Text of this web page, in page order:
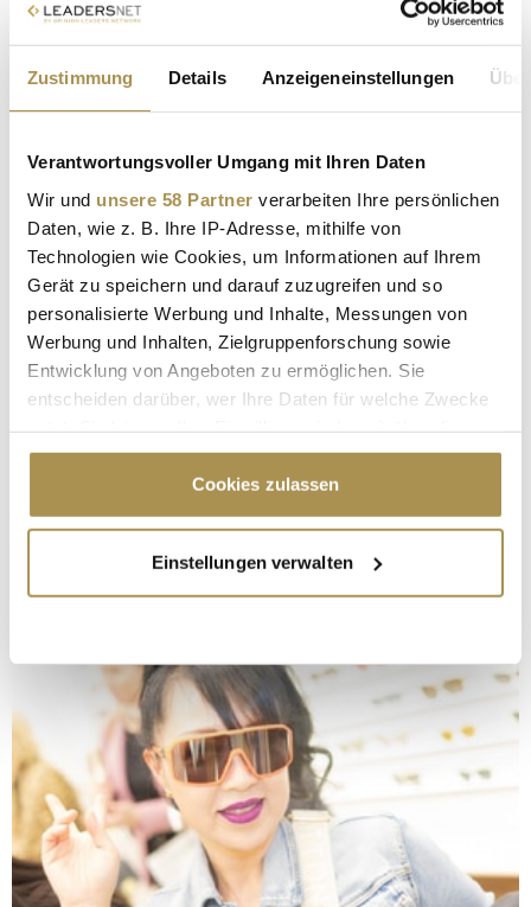
Zustimmung Details Anzeigeneinstellungen
Verantwortungsvoller Umgang mit Ihren Daten
Wir und unsere 58 Partner verarbeiten Ihre persönlichen
Daten, wie z. B. Ihre IP-Adresse, mithilfe von
Technologien wie Cookies, um Informationen auf Ihrem
Gerät zu speichern und darauf zuzugreifen und so
personalisierte Werbung und Inhalte, Messungen von
Werbung und Inhalten, Zielgruppenforschung sowie
Entwicklung von Angeboten zu ermöglichen. Sie
entscheiden darüber, wer Ihre Daten für welche Zwecke
Cookie-Erklärung oder durch Klicken auf das Privacy
Trigger Symbol ändern oder widerrufen
Informationen über Ihre geografische Lage
erfassen, welche bis auf einige Meter genau sein
bestimmten Merkmalen (Fingerprinting) identifizieren
Erfahren Sie mehr darüber, wie Ihre persönlichen Daten
verarbeitet werden, und legen Sie Ihre Präferenzen im
Abschnitt Einzelheitenfest.
Wir verwenden Cookies, um Inhalte und Anzeigen zu
personalisieren, Funktionen für soziale Medien anbieten
zu können und die Zugriffe auf unsere Website zu
Cookies zulassen
Einstellungen verwalten